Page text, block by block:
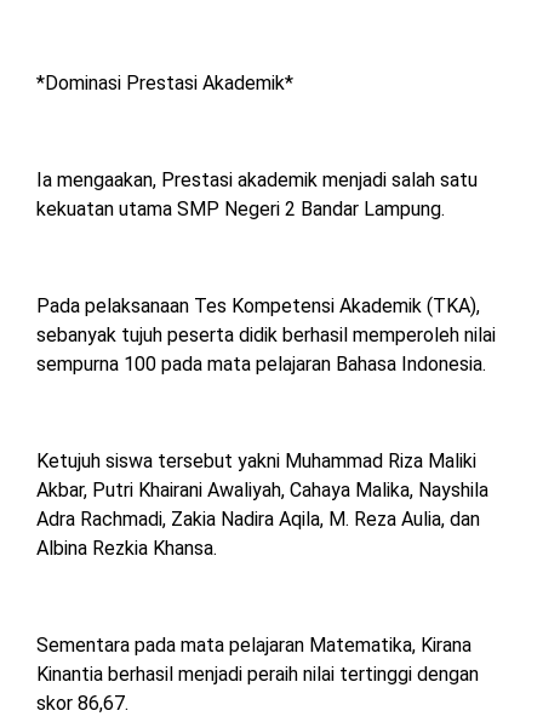
*Dominasi Prestasi Akademik*
Ia mengaakan, Prestasi akademik menjadi salah satu
kekuatan utama SMP Negeri 2 Bandar Lampung.
Pada pelaksanaan Tes Kompetensi Akademik (TKA),
sebanyak tujuh peserta didik berhasil memperoleh nilai
sempurna 100 pada mata pelajaran Bahasa Indonesia.
Ketujuh siswa tersebut yakni Muhammad Riza Maliki
Akbar, Putri Khairani Awaliyah, Cahaya Malika, Nayshila
Adra Rachmadi, Zakia Nadira Aqila, M. Reza Aulia, dan
Albina Rezkia Khansa.
Sementara pada mata pelajaran Matematika, Kirana
Kinantia berhasil menjadi peraih nilai tertinggi dengan
skor 86,67.